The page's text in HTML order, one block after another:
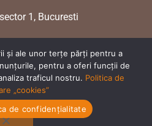
1, Bucuresti
și ale unor terțe părți pentru a
pentru a oferi funcții de
traficul nostru. Politica de
„cookies”
de confidențialitate